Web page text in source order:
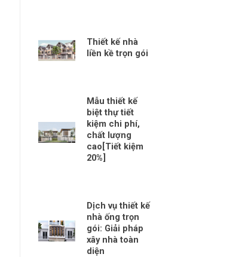
Thiết kế nhà
liền kề trọn gói
Mẫu thiết kế
biệt thự tiết
kiệm chi phí,
chất lượng
cao[Tiết kiệm
20%]
Dịch vụ thiết kế
nhà ống trọn
gói: Giải pháp
xây nhà toàn
diện